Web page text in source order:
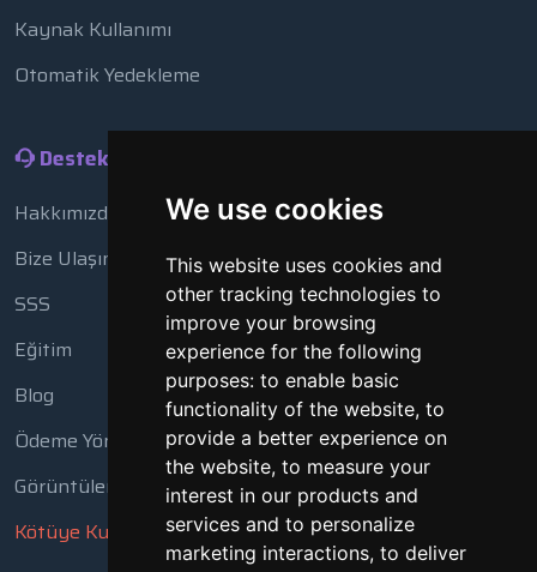
We use cookies
This website uses cookies and
other tracking technologies to
improve your browsing
experience for the following
purposes: to enable basic
functionality of the website, to
provide a better experience on
the website, to measure your
interest in our products and
services and to personalize
marketing interactions, to deliver
Kaynak Kullanımı
Otomatik Yedekleme
Destek
Hakkımızda
Bize Ulaşın
SSS
Eğitim
Blog
Ödeme Yöntemleri
Görüntüleme Aracı
Kötüye Kullanım Bildir